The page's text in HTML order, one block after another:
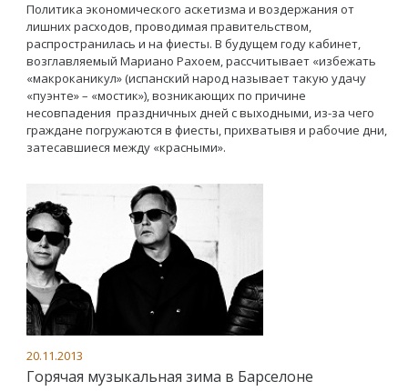
Политика экономического аскетизма и воздержания от
лишних расходов, проводимая правительством,
распространилась и на фиесты. В будущем году кабинет,
возглавляемый Мариано Рахоем, рассчитывает «избежать
«макроканикул» (испанский народ называет такую удачу
«пуэнте» – «мостик»), возникающих по причине
несовпадения праздничных дней с выходными, из-за чего
граждане погружаются в фиесты, прихватывя и рабочие дни,
затесавшиеся между «красными».
20.11.2013
Горячая музыкальная зима в Барселоне